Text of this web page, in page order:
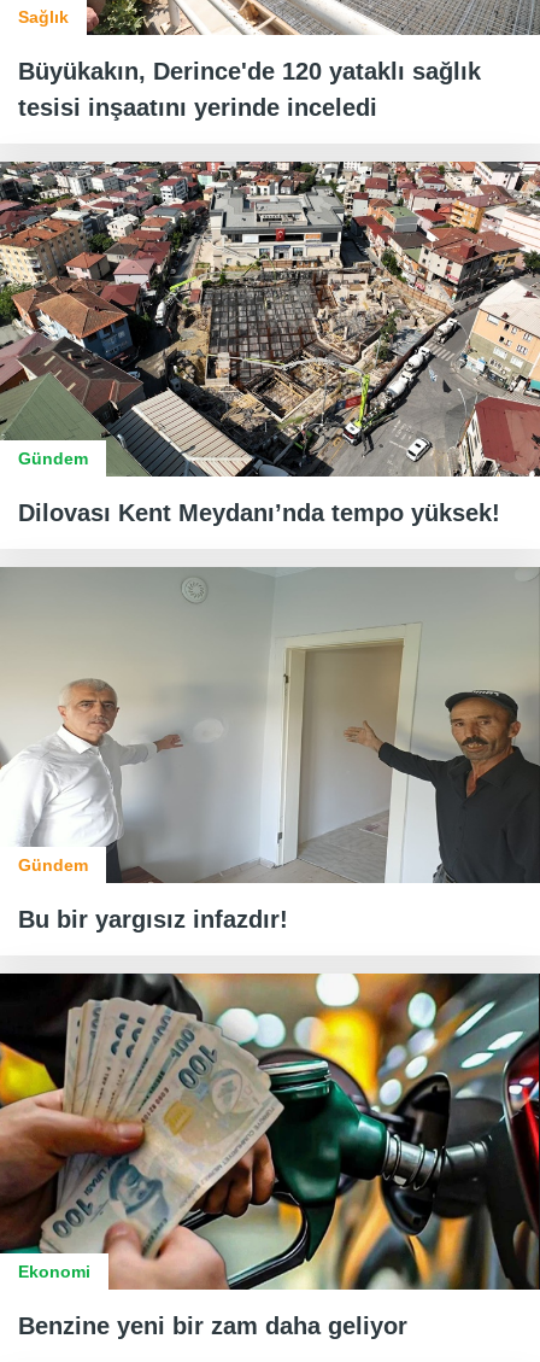
Sağlık
Büyükakın, Derince'de 120 yataklı sağlık
tesisi inşaatını yerinde inceledi
Gündem
Dilovası Kent Meydanı’nda tempo yüksek!
Gündem
Bu bir yargısız infazdır!
Ekonomi
Benzine yeni bir zam daha geliyor